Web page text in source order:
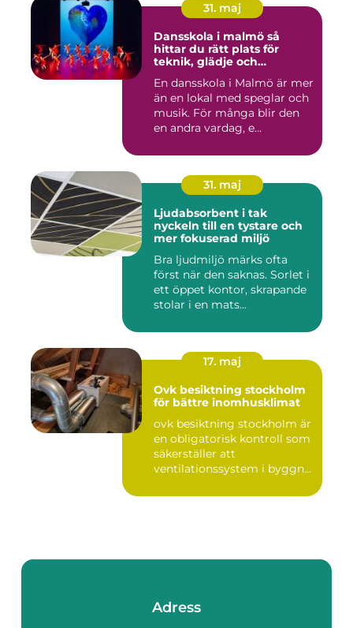
31. maj
Dansskola i malmö så
hittar du rätt plats för
teknik, glädje och
En dansskola i Malmö är mer
än en lokal med speglar och
musik. För många blir den
en andra vardag, e...
31. maj
Ljudabsorbent i tak
nyckeln till en tystare och
mer fokuserad miljö
Bra ljudmiljö märks ofta
först när den saknas. Sorlet i
ett öppet kontor, skrapande
stolar i en mats...
17. maj
Ovk besiktning stockholm
för bättre inomhusklimat
ovk besiktning stockholm är
en obligatorisk kontroll som
säkerställer att
ventilationssystem i byggn...
Adress